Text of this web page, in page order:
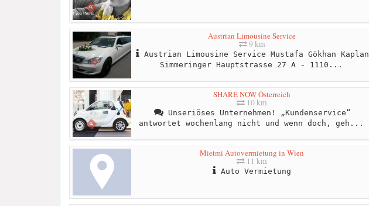
Austrian Limousine Service
9 km
Austrian Limousine Service Mustafa Gökhan Kaplan
Simmeringer Hauptstrasse 27 A - 1110...
SHARE NOW Österreich
10 km
Unseriöses Unternehmen! „Kundenservice“
antwortet wochenlang nicht und wenn doch, geh...
Mietmi Autovermietung in Wien
11 km
Auto Vermietung